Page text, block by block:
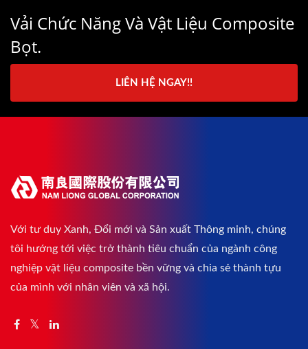
Vải Chức Năng Và Vật Liệu Composite
Bọt.
LIÊN HỆ NGAY!!
Với tư duy Xanh, Đổi mới và Sản xuất Thông minh, chúng
tôi hướng tới việc trở thành tiêu chuẩn của ngành công
nghiệp vật liệu composite bền vững và chia sẻ thành tựu
của mình với nhân viên và xã hội.